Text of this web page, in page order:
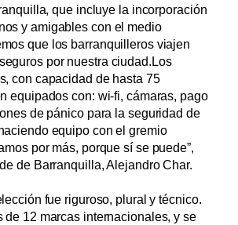
que incluye la incorporación
y amigables con el medio
que los barranquilleros viajen
por nuestra ciudad.Los
con capacidad de hasta 75
equipados con: wi-fi, cámaras, pago
de pánico para la seguridad de
equipo con el gremio
por más, porque sí se puede”,
de Barranquilla, Alejandro Char.
fue riguroso, plural y técnico.
de 12 marcas internacionales, y se